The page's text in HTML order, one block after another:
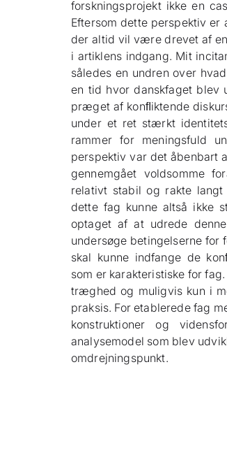
forskningsprojekt ikke en
Eftersom dette perspektiv er
der altid vil være drevet af
i artiklens indgang. Mit
således en undren over
en tid hvor danskfaget blev
præget af konﬂiktende
under et ret stærkt
rammer for meningsfuld
perspektiv var det åbenbart
gennemgået voldsomme
relativt stabil og rakte
dette fag kunne altså ikke
optaget af at udrede
undersøge betingelserne for
skal kunne indfange de
som er karakteristiske for
træghed og muligvis kun i
praksis. For etablerede fag
konstruktioner og
analysemodel som blev
omdrejningspunkt.